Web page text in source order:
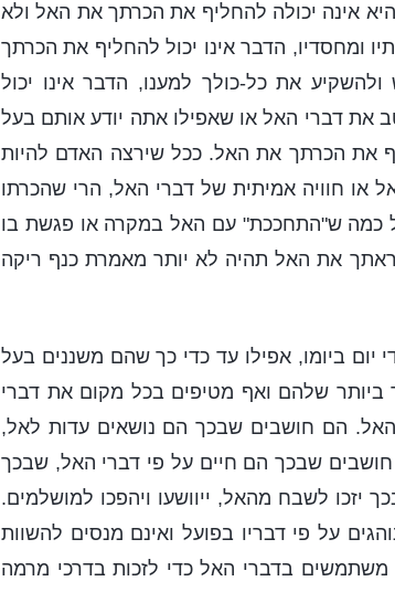
אינה יכולה להחליף את הכרתך את האל ולא
ומחסדיו, הדבר אינו יכול להחליף את הכרתך
את כל-כולך למענו, הדבר אינו יכול
את דברי האל או שאפילו אתה יודע אותם בעל
את הכרתך את האל. ככל שירצה האדם להיות
או חוויה אמיתית של דברי האל, הרי שהכרתו
כל כמה ש"התחככת" עם האל במקרה או פגשת בו
את האל תהיה לא יותר מאמרת כנף ריקה
ביומו, אפילו עד כדי כך שהם משננים בעל
ביותר שלהם ואף מטיפים בכל מקום את דברי
האל. הם חושבים שבכך הם נושאים עדות לאל,
שבכך הם חיים על פי דברי האל, שבכך
יזכו לשבח מהאל, ייוושעו ויהפכו למושלמים.
על פי דבריו בפועל ואינם מנסים להשוות
בדברי האל כדי לזכות בדרכי מרמה